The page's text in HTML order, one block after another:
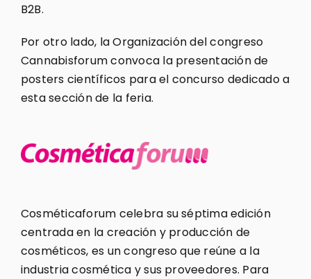
B2B.
Por otro lado, la Organización del congreso
Cannabisforum convoca la presentación de
posters científicos para el concurso dedicado a
esta sección de la feria.
Cosméticaforum celebra su séptima edición
centrada en la creación y producción de
cosméticos, es un congreso que reúne a la
industria cosmética y sus proveedores. Para